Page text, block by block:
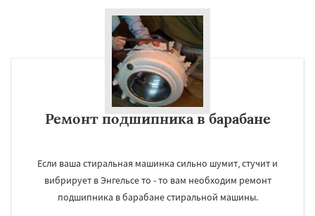
Ремонт подшипника в барабане
Если ваша стиральная машинка сильно шумит, стучит и
вибрирует в Энгельсе то - то вам необходим ремонт
подшипника в барабане стиральной машины.